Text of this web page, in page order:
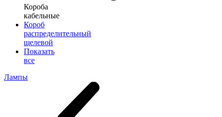
Короба
кабельные
Короб
распределительный
щелевой
Показать
все
Лампы